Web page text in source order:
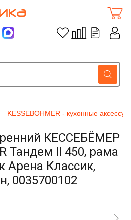
KESSEBOHMER - кухонные
КЕССЕБЁМЕР
Тандем II 450, рама
Арена Классик,
0035700102